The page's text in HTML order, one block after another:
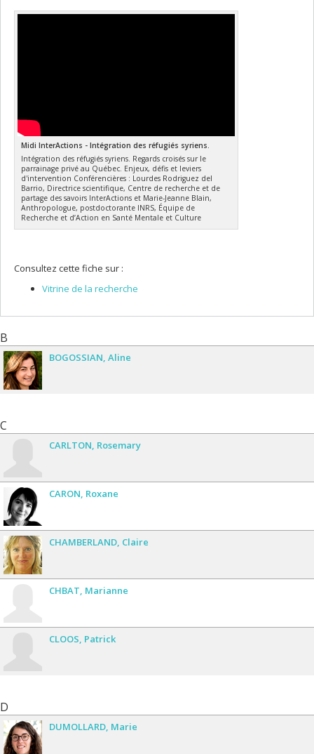
Midi InterActions - Intégration des réfugiés syriens.
Intégration des réfugiés syriens. Regards croisés sur le
parrainage privé au Québec. Enjeux, défis et leviers
d'intervention Conférencières : Lourdes Rodriguez del
Barrio, Directrice scientifique, Centre de recherche et de
partage des savoirs InterActions et Marie-Jeanne Blain,
Anthropologue, postdoctorante INRS, Équipe de
Recherche et d’Action en Santé Mentale et Culture
Consultez cette fiche sur :
Vitrine de la recherche
B
BOGOSSIAN Aline
C
CARLTON Rosemary
CARON Roxane
CHAMBERLAND Claire
CHBAT Marianne
CLOOS Patrick
D
DUMOLLARD Marie